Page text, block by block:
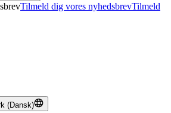
Tilmeld dig vores nyhedsbrevTilmeld
(Dansk)